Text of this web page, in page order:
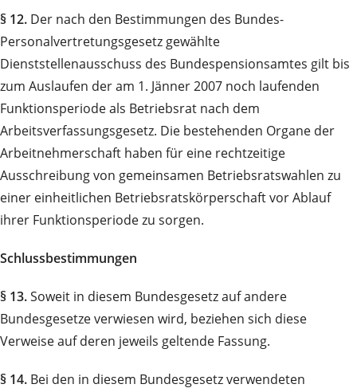
§ 12. Der nach den Bestimmungen des Bundes-
Personalvertretungsgesetz gewählte
Dienststellenausschuss des Bundespensionsamtes gilt bis
zum Auslaufen der am 1. Jänner 2007 noch laufenden
Funktionsperiode als Betriebsrat nach dem
Arbeitsverfassungsgesetz. Die bestehenden Organe der
Arbeitnehmerschaft haben für eine rechtzeitige
Ausschreibung von gemeinsamen Betriebsratswahlen zu
einer einheitlichen Betriebsratskörperschaft vor Ablauf
ihrer Funktionsperiode zu sorgen.
Schlussbestimmungen
§ 13.Soweit in diesem Bundesgesetz auf andere
Bundesgesetze verwiesen wird, beziehen sich diese
Verweise auf deren jeweils geltende Fassung.
§ 14. Bei den in diesem Bundesgesetz verwendeten